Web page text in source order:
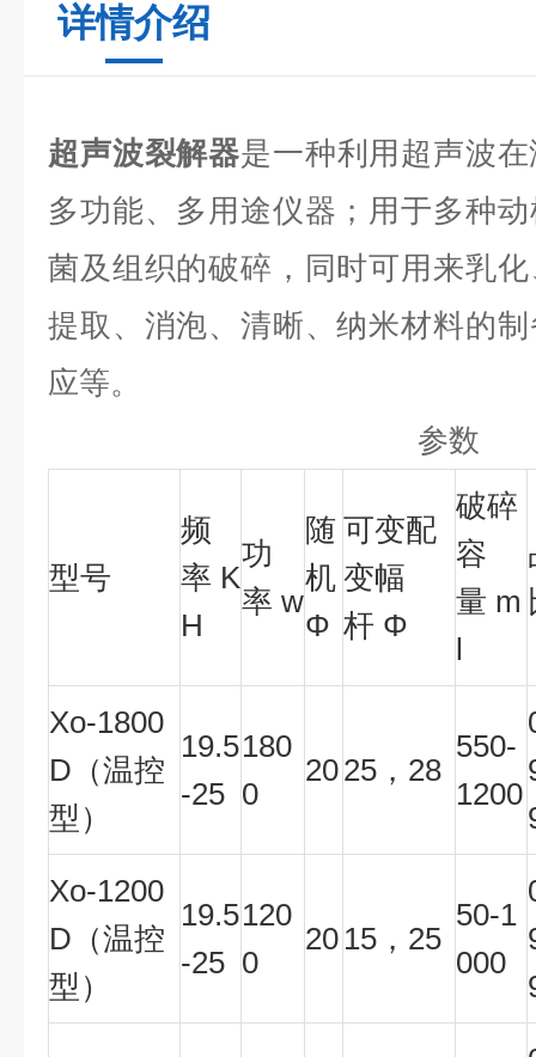
详情介绍
超声波裂解器是一种利用超声波
多功能、多用途仪器；用于多种
菌及组织的破碎，同时可用来乳
提取、消泡、清晰、纳米材料的
应等。
参数
型号
频
率 K
H
功
率 w
随
机
Φ
可变配
变幅
杆 Φ
破碎
容
量 m
l
Xo-1800
D（温控
型）
19.5
-25
180
0
2025 ，28
550-
1200
Xo-1200
D（温控
型）
19.5
-25
120
0
20 15 ，25
50-1
000